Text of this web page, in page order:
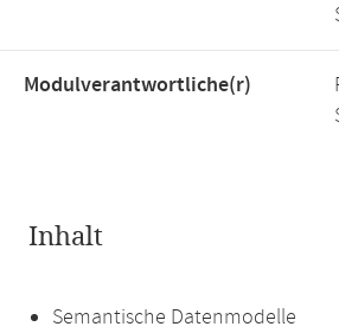
Modulverantwortliche(r)
Inhalt
Semantische Datenmodelle